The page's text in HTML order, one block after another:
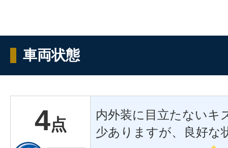
車両状態
4点
内外装に目立たないキ
少ありますが、良好な